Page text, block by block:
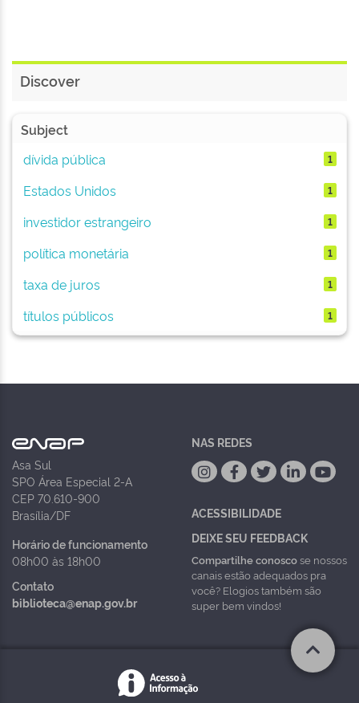
Discover
Subject
dívida pública
1
Estados Unidos 1
investidor estrangeiro 1
política monetária 1
taxa de juros 1
títulos públicos 1
Asa Sul
SPO Área Especial 2-A
CEP 70.610-900
Brasília/DF
Horário de funcionamento
08h00 às 18h00
Contato
biblioteca@enap.gov.br
NAS REDES
ACESSIBILIDADE
DEIXE SEU FEEDBACK
Compartilhe conoscose nossos
canais estão adequados pra
você? Elogios também são
super bem vindos!